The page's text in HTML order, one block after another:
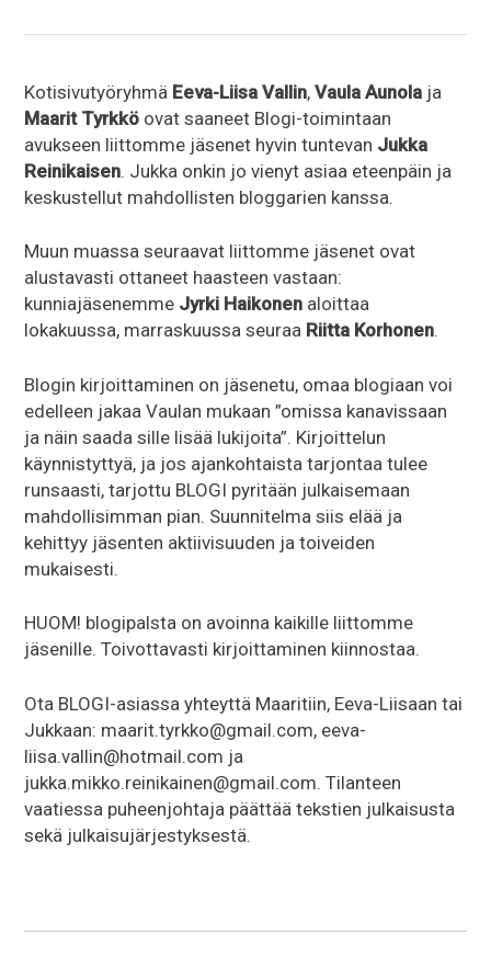
Kotisivutyöryhmä Eeva-Liisa Vallin,Vaula Aunola ja
Maarit Tyrkkö ovat saaneet Blogi-toimintaan
avukseen liittomme jäsenet hyvin tuntevan Jukka
Reinikaisen. Jukka onkin jo vienyt asiaa eteenpäin ja
keskustellut mahdollisten bloggarien kanssa.
Muun muassa seuraavat liittomme jäsenet ovat
alustavasti ottaneet haasteen vastaan:
kunniajäsenemme Jyrki Haikonen aloittaa
lokakuussa, marraskuussa seuraa Riitta Korhonen.
Blogin kirjoittaminen on jäsenetu, omaa blogiaan voi
edelleen jakaa Vaulan mukaan ”omissa kanavissaan
ja näin saada sille lisää lukijoita”. Kirjoittelun
käynnistyttyä, ja jos ajankohtaista tarjontaa tulee
runsaasti, tarjottu BLOGI pyritään julkaisemaan
mahdollisimman pian. Suunnitelma siis elää ja
kehittyy jäsenten aktiivisuuden ja toiveiden
mukaisesti.
HUOM! blogipalsta on avoinna kaikille liittomme
jäsenille. Toivottavasti kirjoittaminen kiinnostaa.
Ota BLOGI-asiassa yhteyttä Maaritiin, Eeva-Liisaan tai
Jukkaan: maarit.tyrkko@gmail.com, eeva-
liisa.vallin@hotmail.com ja
jukka.mikko.reinikainen@gmail.com. Tilanteen
vaatiessa puheenjohtaja päättää tekstien julkaisusta
sekä julkaisujärjestyksestä.